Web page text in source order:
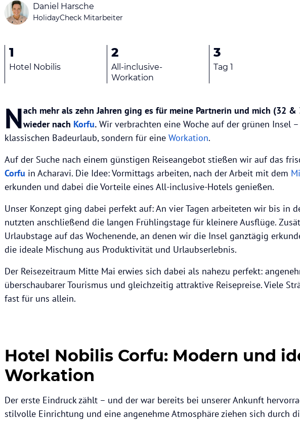
Daniel Harsche
HolidayCheck Mitarbeiter
1
Hotel Nobilis
2
All-inclusive-
Workation
3
Tag 1
Nach mehr als zehn Jahren ging es für meine Partnerin und mich (32
wieder nach Korfu. Wir verbrachten eine Woche auf der grünen Insel
klassischen Badeurlaub, sondern für eine Workation.
Auf der Suche nach einem günstigen Reiseangebot stießen wir auf das
Corfu in Acharavi. Die Idee: Vormittags arbeiten, nach der Arbeit mit dem
erkunden und dabei die Vorteile eines All-inclusive-Hotels genießen.
Unser Konzept ging dabei perfekt auf: An vier Tagen arbeiteten wir bis in
nutzten anschließend die langen Frühlingstage für kleinere Ausflüge.
Urlaubstage auf das Wochenende, an denen wir die Insel ganztägig
die ideale Mischung aus Produktivität und Urlaubserlebnis.
Der Reisezeitraum Mitte Mai erwies sich dabei als nahezu perfekt:
überschaubarer Tourismus und gleichzeitig attraktive Reisepreise. Viele
fast für uns allein.
Hotel Nobilis Corfu: Modern und
Workation
Der erste Eindruck zählt – und der war bereits bei unserer Ankunft
stilvolle Einrichtung und eine angenehme Atmosphäre ziehen sich durch